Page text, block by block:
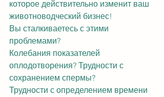
которое действительно изменит ваш
животноводческий бизнес!
Вы сталкиваетесь с этими
проблемами?
Колебания показателей
оплодотворения? Трудности с
сохранением спермы?
Трудности с определением времени